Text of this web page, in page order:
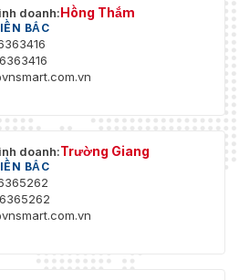
doanh:Hồng Thắm
BẮC
doanh:Trường Giang
BẮC